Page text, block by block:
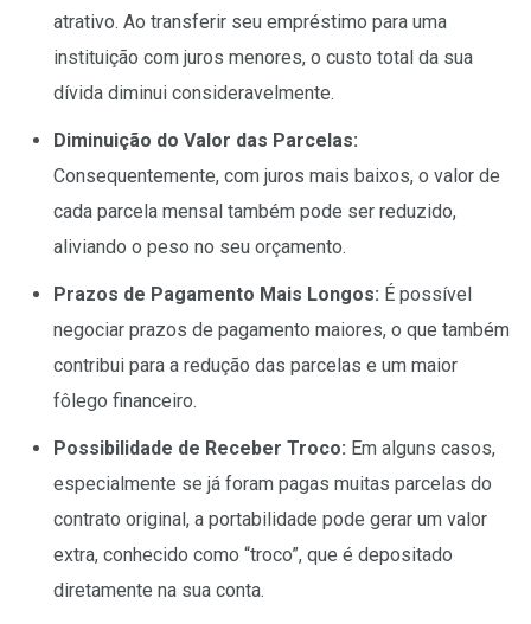
atrativo. Ao transferir seu empréstimo para uma
instituição com juros menores, o custo total da sua
dívida diminui consideravelmente.
Diminuição do Valor das Parcelas:
Consequentemente, com juros mais baixos, o valor de
cada parcela mensal também pode ser reduzido,
aliviando o peso no seu orçamento.
Prazos de Pagamento Mais Longos: É possível
negociar prazos de pagamento maiores, o que também
contribui para a redução das parcelas e um maior
fôlego financeiro.
Possibilidade de Receber Troco: Em alguns casos,
especialmente se já foram pagas muitas parcelas do
contrato original, a portabilidade pode gerar um valor
extra, conhecido como “troco”, que é depositado
diretamente na sua conta.